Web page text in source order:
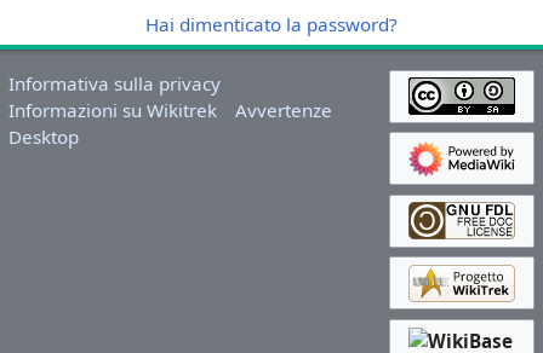
Hai dimenticato la password?
Informativa sulla privacy
Informazioni su Wikitrek
Avvertenze
Desktop